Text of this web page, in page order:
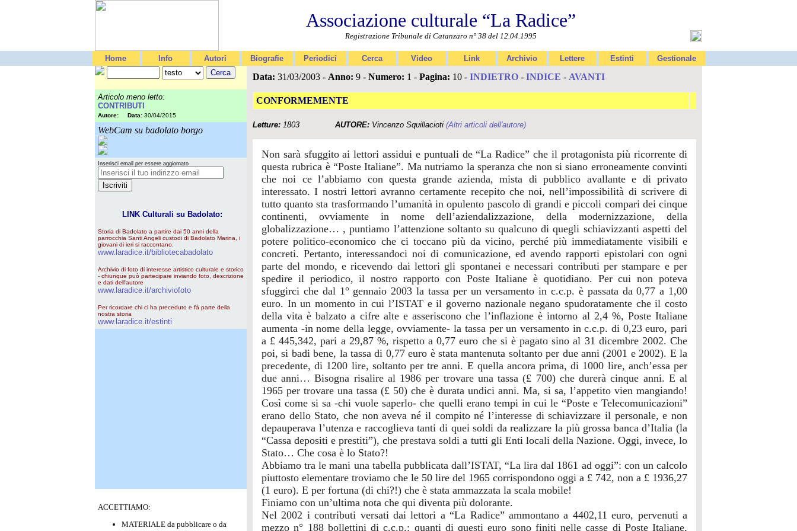
Associazione culturale “La Radice”
Registrazione Tribunale di Catanzaro n° 38 del 12.04.1995
Home Info Autori Biografie Periodici Cerca Video Link Archivio Lettere Estinti Gestionale
Articolo meno letto:
CONTRIBUTI
Autore: Data: 30/04/2015
WebCam su badolato borgo
Inserisci email per essere aggiornato
LINK Culturali su Badolato:
Storia di Badolato a partire dai 50 anni della
parrocchia Santi Angeli custodi di Badolato Marina, i
giovani di ieri si raccontano.
www.laradice.it/bibliotecabadolato
Archivio di foto di interesse artistico culturale e storico
- chiunque può partecipare inviando foto, descrizione
e dati dell'autore
www.laradice.it/archiviofoto
Per ricordare chi ci ha preceduto e fà parte della
nostra storia
www.laradice.it/estinti
ACCETTIAMO:
MATERIALE da pubblicare o da
Data: 31/03/2003 - Anno: 9 - Numero: 1 - Pagina: 10 - INDIETRO - INDICE - AVANTI
CONFORMEMENTE
Letture: 1803 AUTORE: Vincenzo Squillacioti (Altri articoli dell'autore)
Non sarà sfuggito ai lettori assidui e puntuali de “La Radice” che il protagonista più ricorrente di
questa rubrica è “Poste Italiane”. Ma nutriamo la speranza che non si siano erroneamente convinti
che noi ce l’abbiamo con questa grande azienda, mista di pubblico avallante e di privato
interessato. I nostri lettori avranno certamente recepito che noi, nell’impossibilità di scrivere di
tutto quanto sta trasformando l’umanità in opulento pascolo di grandi e piccoli compari dei cinque
continenti, ovviamente in nome dell’aziendalizzazione, della modernizzazione, della
globalizzazione… , puntiamo l’attenzione soltanto su qualcuno di quegli schiavizzanti aspetti del
potere politico-economico che ci toccano più da vicino, perché più immediatamente visibili e
concreti. Pertanto, interessandoci noi di comunicazione, ed avendo rapporti epistolari con ogni
parte del mondo, e ricevendo dai lettori gli spontanei e necessari contributi per stampare e per
spedire il periodico, il nostro rapporto con Poste Italiane è quotidiano. Per cui non poteva
sfuggirci che dal 1° gennaio 2003 la tassa per un versamento in c.c.p. è passata da 0,77 a 1,00
euro. In un momento in cui l’ISTAT e il governo nazionale negano spudoratamente che il costo
della vita è balzato a cifre alte e asseriscono che l’inflazione è intorno al 2,4 %, Poste Italiane
aumenta -in nome della legge, ovviamente- la tassa per un versamento in c.c.p. di 0,23 euro, pari
a £ 445,342, pari a 29,87 %, rispetto a 0,77 euro che si è pagato sino al 31 dicembre 2002. Che
poi, si badi bene, la tassa di 0,77 euro è stata mantenuta soltanto per due anni (2001 e 2002). E la
precedente, di 1200 lire, soltanto per tre anni. E quella ancora prima, di 1000 lire, anch’essa per
due anni… Bisogna risalire al 1986 per trovare una tassa (£ 700) che durerà cinque anni. E al
1965 per trovare una tassa (£ 50) che è durata undici anni. Ma, si sa, l’appetito vien mangiando!
Così come si sa -chi vuole saperlo- che quelli erano tempi in cui le “Poste e Telecomunicazioni”
erano dello Stato, che non aveva né il compito né l’interesse di schiavizzare il personale, e non
depauperava l’utenza e raccoglieva tanti di quei soldi da realizzare la più grossa banca d’Italia (la
“Cassa depositi e prestiti”), che prestava soldi a tutti gli Enti locali della Nazione. Oggi, invece, lo
Stato… Che cosa è lo Stato?!
Abbiamo tra le mani una tabella pubblicata dall’ISTAT, “La lira dal 1861 ad oggi”: con un calcolo
piuttosto elementare troviamo che le 50 lire del 1965 corrispondono oggi a £ 742, non a £ 1936,27
(1 euro). E per fortuna (di chi?!) che è stata ammazzata la scala mobile!
Finiamo con un’ultima nota che qui diventa più dolorante.
Nel 2002 i contributi versati dai lettori a “La Radice” ammontano a 4402,11 euro, pervenuti a
mezzo n° 188 bollettini di c.c.p.: quanti di questi euro sono finiti nelle casse di Poste Italiane,